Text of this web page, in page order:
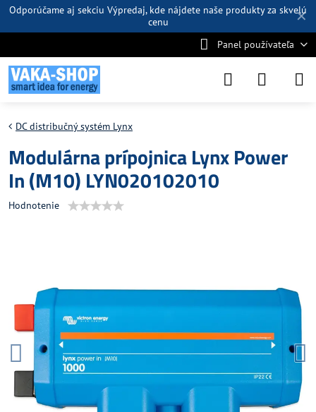
✕
Odporúčame aj sekciu Výpredaj, kde nájdete naše produkty za skvelú
cenu
Panel používateľa
DC distribučný systém Lynx
Modulárna prípojnica Lynx Power
In (M10) LYN020102010
Hodnotenie